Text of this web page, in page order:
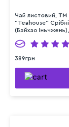
Чай листовий, ТМ
"Teahouse"
(Байхао
389грн